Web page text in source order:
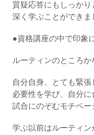
質疑応答にもしっか
深く学ぶことができま
●資格講座の中で印象
ルーティンのところか
自分自身、とても緊
必要性を学び、自分
試合にのぞむモチベー
学ぶ以前はルーティ